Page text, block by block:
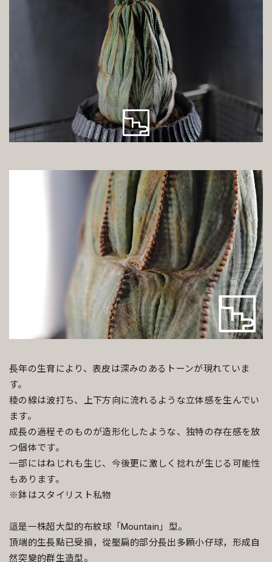
長年の生育により、表皮は深みのあるトーンが現れていま
す。
稜の線は波打ち、上下方向に流れるような立体感を生んでい
ます。
成長の過程そのものが造形化したような、独特の存在感を放
つ個体です。
一部にはねじれも生じ、今後更に激しく捻れが生じる可能性
もあります。
※鉢はスタイリスト私物
這是一株超大型的布紋球「Mountain」型。
頂端的生長點已受損，從壓扁的部分長出多顆小仔球，形成自
然突變的群生造型。